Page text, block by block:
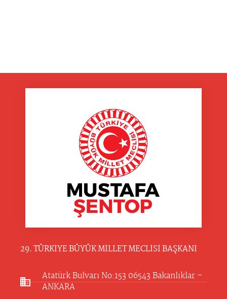
29. TÜRKİYE BÜYÜK MİLLET MECLİSİ BAŞKANI
Atatürk Bulvarı No:153 06543 Bakanlıklar –
ANKARA​